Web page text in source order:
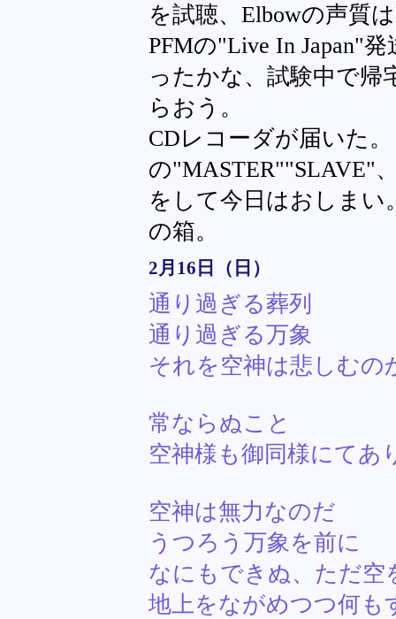
を試聴、Elbowの声質
PFMの"Live In Japan"
ったかな、試験中で帰
らおう。
CDレコーダが届いた
の"MASTER""SLAVE"
をして今日はおしま
の箱。
2月16日（日）
通り過ぎる葬列
通り過ぎる万象
それを空神は悲しむの
常ならぬこと
空神様も御同様にてあ
空神は無力なのだ
うつろう万象を前に
なにもできぬ、ただ空
地上をながめつつ何も